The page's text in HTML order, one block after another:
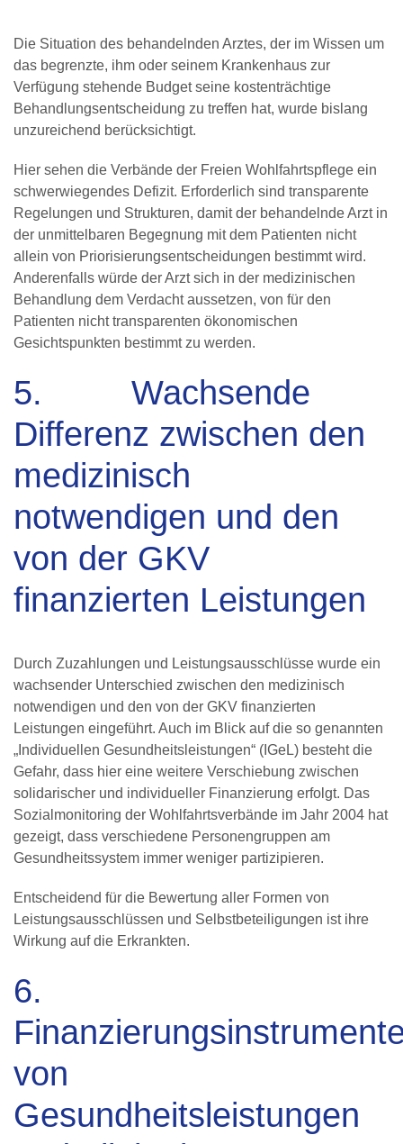
Die Situation des behandelnden Arztes, der im Wissen um
das begrenzte, ihm oder seinem Krankenhaus zur
Verfügung stehende Budget seine kostenträchtige
Behandlungsentscheidung zu treffen hat, wurde bislang
unzureichend berücksichtigt.
Hier sehen die Verbände der Freien Wohlfahrtspflege ein
schwerwiegendes Defizit. Erforderlich sind transparente
Regelungen und Strukturen, damit der behandelnde Arzt in
der unmittelbaren Begegnung mit dem Patienten nicht
allein von Priorisierungsentscheidungen bestimmt wird.
Anderenfalls würde der Arzt sich in der medizinischen
Behandlung dem Verdacht aussetzen, von für den
Patienten nicht transparenten ökonomischen
Gesichtspunkten bestimmt zu werden.
5. Wachsende
Differenz zwischen den
medizinisch
notwendigen und den
von der GKV
finanzierten Leistungen
Durch Zuzahlungen und Leistungsausschlüsse wurde ein
wachsender Unterschied zwischen den medizinisch
notwendigen und den von der GKV finanzierten
Leistungen eingeführt. Auch im Blick auf die so genannten
„Individuellen Gesundheitsleistungen“ (IGeL) besteht die
Gefahr, dass hier eine weitere Verschiebung zwischen
solidarischer und individueller Finanzierung erfolgt. Das
Sozialmonitoring der Wohlfahrtsverbände im Jahr 2004 hat
gezeigt, dass verschiedene Personengruppen am
Gesundheitssystem immer weniger partizipieren.
Entscheidend für die Bewertung aller Formen von
Leistungsausschlüssen und Selbstbeteiligungen ist ihre
Wirkung auf die Erkrankten.
6.
von
Gesundheitsleistungen